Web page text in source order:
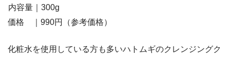
内容量｜300g
価格 ｜990円（参考価格）
化粧水を使用している方も多いハトムギのクレンジングク